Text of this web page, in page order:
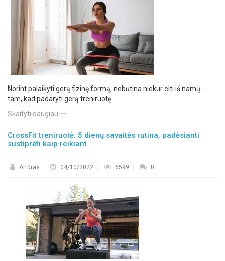
Norint palaikyti gerą fizinę formą, nebūtina niekur eiti iš namų -
tam, kad padaryti gerą treniruotę..
Skaityti daugiau
CrossFit treniruotė: 5 dienų savaitės rutina, padėsianti
sustiprėti kaip reikiant
Artūras 04/10/2022 6599 0